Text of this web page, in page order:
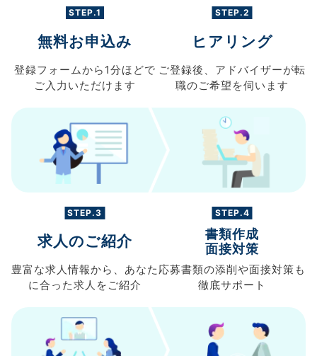
STEP.1
無料お申込み
登録フォームから 1分ほどで
ご入力 いただけます
STEP.2
ヒアリング
ご登録後、 アドバイザーが転
職のご希望を伺います
STEP.3
求人のご紹介
豊富な求人情報から、 あなた
に合った求人を ご紹介
STEP.4
書類作成
面接対策
応募書類の添削や面接対策も
徹底サポート